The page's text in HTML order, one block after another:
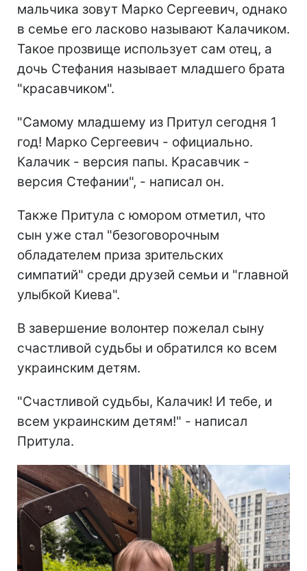
мальчика зовут Марко Сергеевич, однако
в семье его ласково называют Калачиком.
Такое прозвище использует сам отец, а
дочь Стефания называет младшего брата
"красавчиком".
"Самому младшему из Притул сегодня 1
год! Марко Сергеевич - официально.
Калачик - версия папы. Красавчик -
версия Стефании", - написал он.
Также Притула с юмором отметил, что
сын уже стал "безоговорочным
обладателем приза зрительских
симпатий" среди друзей семьи и "главной
улыбкой Киева".
В завершение волонтер пожелал сыну
счастливой судьбы и обратился ко всем
украинским детям.
"Счастливой судьбы, Калачик! И тебе, и
всем украинским детям!" - написал
Притула.